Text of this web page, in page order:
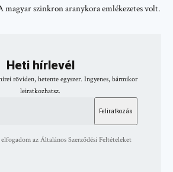
magyar szinkron aranykora emlékezetes volt.
Heti hírlevél
röviden, hetente egyszer. Ingyenes, bármikor
leiratkozhatsz.
az Általános Szerződési Feltételeket